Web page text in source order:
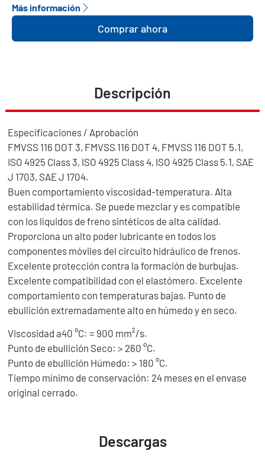
Más información
Comprar ahora
Descripción
Descargas
Especificaciones / Aprobación
FMVSS 116 DOT 3, FMVSS 116 DOT 4, FMVSS 116 DOT 5.1,
ISO 4925 Class 3, ISO 4925 Class 4, ISO 4925 Class 5.1, SAE
J 1703, SAE J 1704.
Buen comportamiento viscosidad-temperatura. Alta
estabilidad térmica. Se puede mezclar y es compatible
con los líquidos de freno sintéticos de alta calidad.
Proporciona un alto poder lubricante en todos los
componentes móviles del circuito hidráulico de frenos.
Excelente protección contra la formación de burbujas.
Excelente compatibilidad con el elastómero. Excelente
comportamiento con temperaturas bajas. Punto de
ebullición extremadamente alto en húmedo y en seco.
Viscosidad a40 °C: = 900 mm²/s.
Punto de ebullición Seco: > 260 °C.
Punto de ebullición Húmedo: > 180 °C.
Tiempo mínimo de conservación: 24 meses en el envase
original cerrado.